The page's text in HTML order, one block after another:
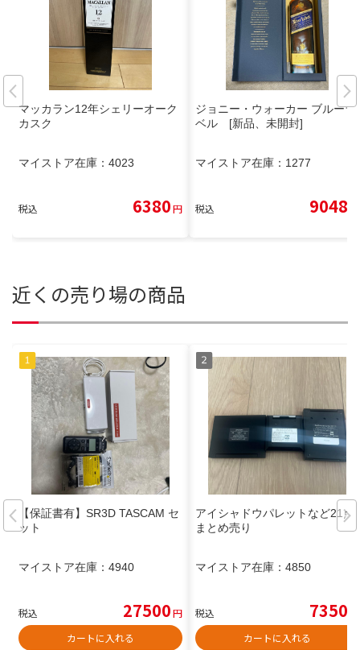
マッカラン12年シェリーオーク
カスク
マイストア在庫： 4023
税込 6380円
ジョニー・ウォーカー ブルーラ
ベル [新品、未開封]
マイストア在庫： 1277
税込 9048
近くの売り場の商品
【保証書有】SR3D TASCAM セ
ット
マイストア在庫： 4940
税込 27500円
カートに入れる
アイシャドウパレットなど21点
まとめ売り
マイストア在庫： 4850
税込 7350
カートに入れる